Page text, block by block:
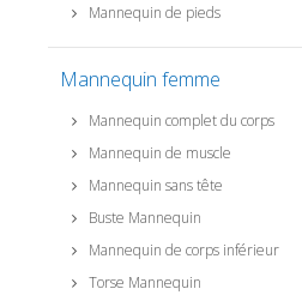
Mannequin de pieds
Mannequin femme
Mannequin complet du corps
Mannequin de muscle
Mannequin sans tête
Buste Mannequin
Mannequin de corps inférieur
Torse Mannequin